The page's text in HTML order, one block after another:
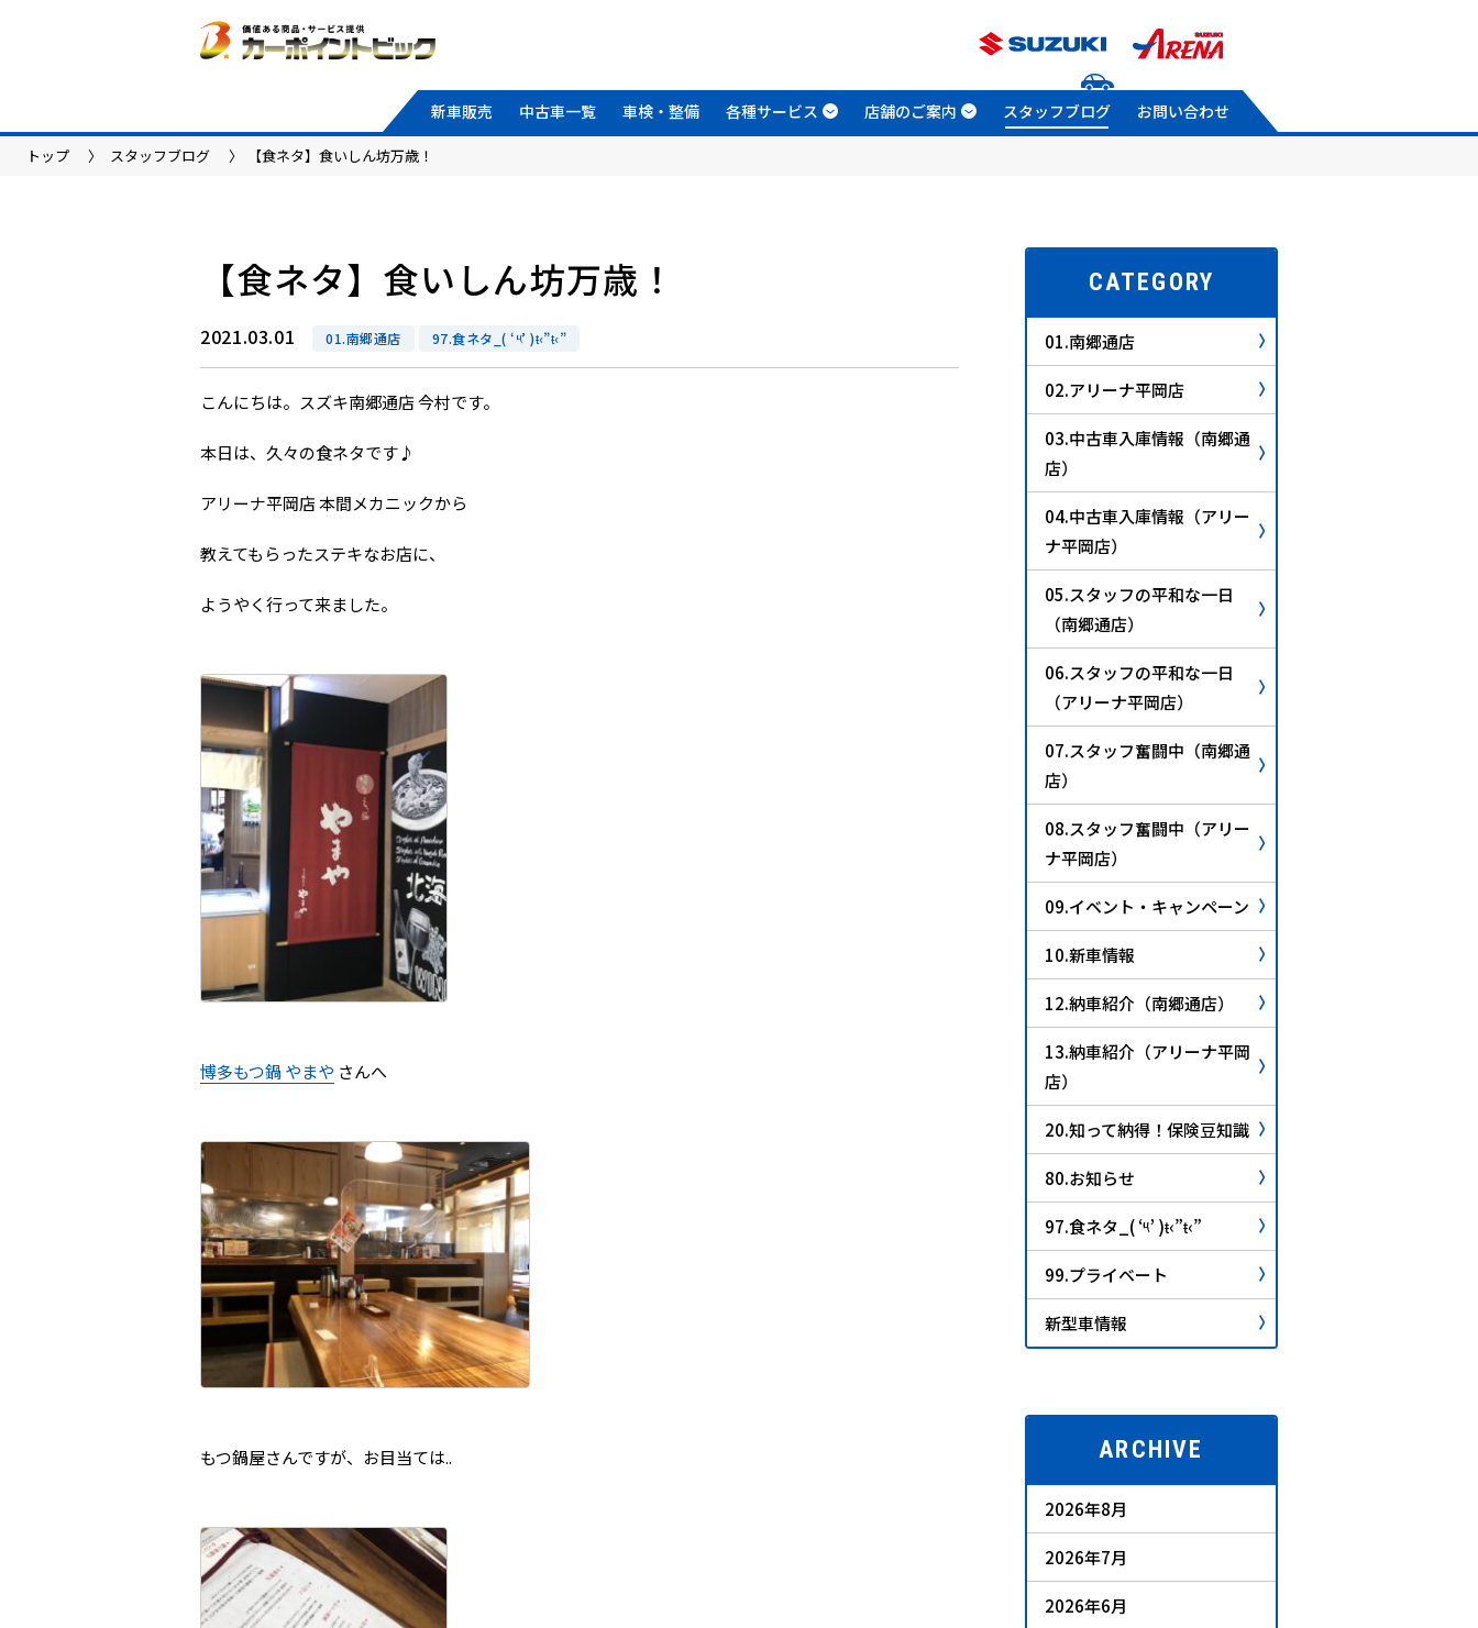
新車販売 中古車一覧 車検・整備 各種サービス 店舗のご案内 スタッフブログ お問い合わせ
トップ スタッフブログ 【食ネタ】食いしん坊万歳！
【食ネタ】食いしん坊万歳！
2021.03.01 01.南郷通店 97.食ネタ_( ‘༥’ )ŧ‹”ŧ‹”
こんにちは。スズキ南郷通店 今村です。
本日は、久々の食ネタです♪
アリーナ平岡店 本間メカニックから
教えてもらったステキなお店に、
ようやく行って来ました。
博多もつ鍋 やまや さんへ
もつ鍋屋さんですが、お目当ては..
CATEGORY
01.南郷通店
02.アリーナ平岡店
03.中古車入庫情報（南郷通
店）
04.中古車入庫情報（アリー
ナ平岡店）
05.スタッフの平和な一日
（南郷通店）
06.スタッフの平和な一日
（アリーナ平岡店）
07.スタッフ奮闘中（南郷通
店）
08.スタッフ奮闘中（アリー
ナ平岡店）
09.イベント・キャンペーン
10.新車情報
12.納車紹介（南郷通店）
13.納車紹介（アリーナ平岡
店）
20.知って納得！保険豆知識
80.お知らせ
97.食ネタ_( ‘༥’ )ŧ‹”ŧ‹”
99.プライベート
新型車情報
ARCHIVE
2026年8月
2026年7月
2026年6月